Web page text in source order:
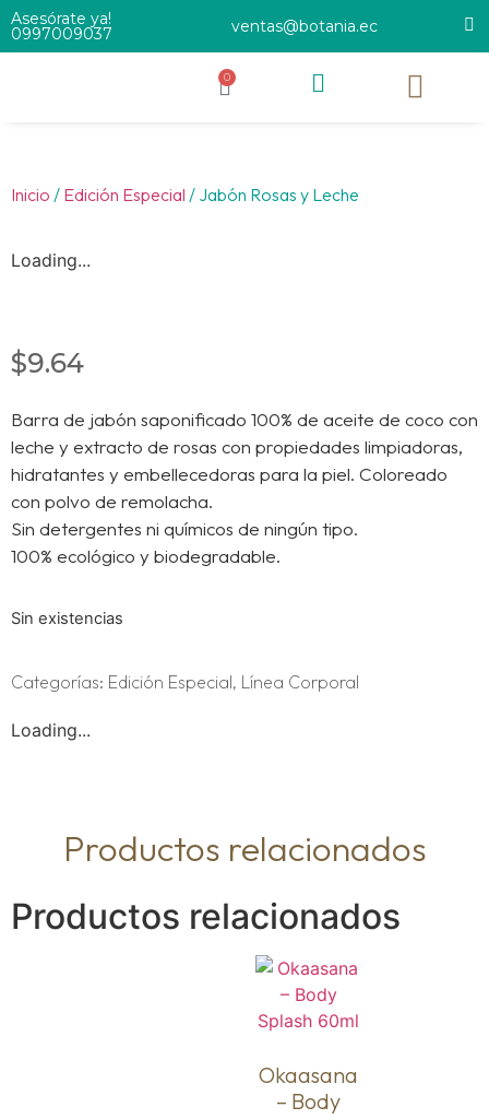
Asesórate ya!
0997009037 ventas@botania.ec
0
Inicio / Edición Especial / Jabón Rosas y Leche
Loading...
$9.64
Barra de jabón saponificado 100% de aceite de coco con
leche y extracto de rosas con propiedades limpiadoras,
hidratantes y embellecedoras para la piel. Coloreado
con polvo de remolacha.
Sin detergentes ni químicos de ningún tipo.
100% ecológico y biodegradable.
Sin existencias
Categorías: Edición Especial, Línea Corporal
Loading...
Productos relacionados
Productos relacionados
Okaasana
– Body